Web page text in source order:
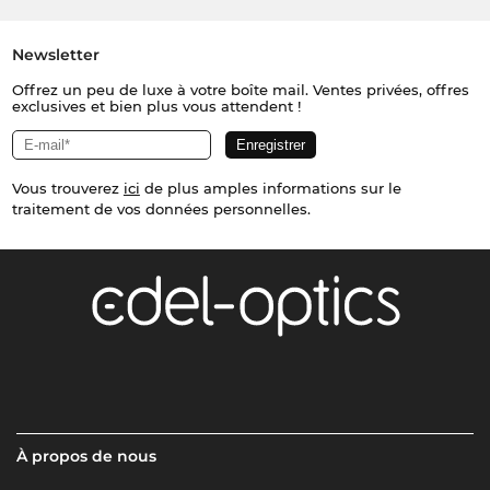
Newsletter
Offrez un peu de luxe à votre boîte mail. Ventes privées, offres
exclusives et bien plus vous attendent !
Vous trouverez ici de plus amples informations sur le
traitement de vos données personnelles.
À propos de nous